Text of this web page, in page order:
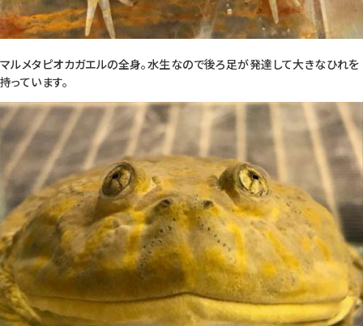
マルメタピオカガエルの全身。水生なので後ろ足が発達して大きなひれを
持っています。